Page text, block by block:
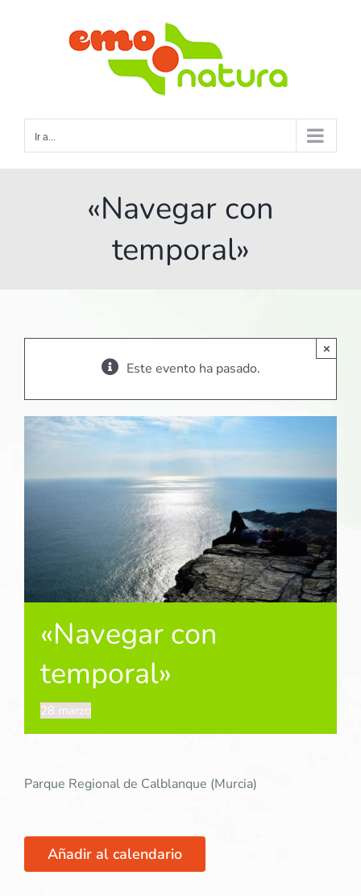
Ir a...
«Navegar con
temporal»
Este evento ha pasado.
×
«Navegar con
temporal»
28 marzo
Parque Regional de Calblanque (Murcia)
Añadir al calendario